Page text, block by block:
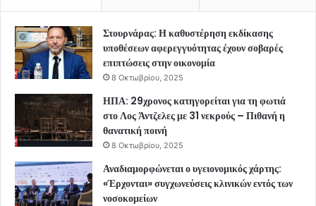
Στουρνάρας: Η καθυστέρηση εκδίκασης
υποθέσεων αφερεγγυότητας έχουν σοβαρές
επιπτώσεις στην οικονομία
8 Οκτωβρίου, 2025
ΗΠΑ: 29χρονος κατηγορείται για τη φωτιά
στο Λος Άντζελες με 31 νεκρούς – Πιθανή η
θανατική ποινή
8 Οκτωβρίου, 2025
Αναδιαμορφώνεται ο υγειονομικός χάρτης:
«Έρχονται» συγχωνεύσεις κλινικών εντός των
νοσοκομείων